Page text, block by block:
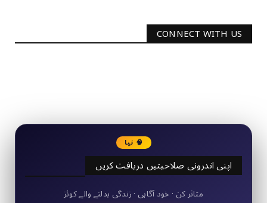
CONNECT WITH US
🧠 نیا
اپنی اندرونی صلاحیتیں دریافت کریں
50+ مختصر کوئز
متاثر کن · خود آگاہی · زندگی بدلنے والے کوئز